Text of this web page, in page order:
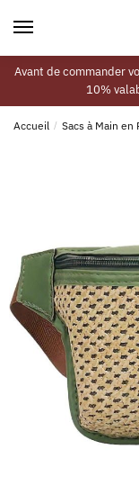
Avant de commander
10%
Accueil / Sacs à Main en